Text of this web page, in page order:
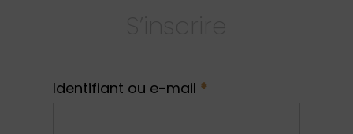
Identifiant ou e-mail *